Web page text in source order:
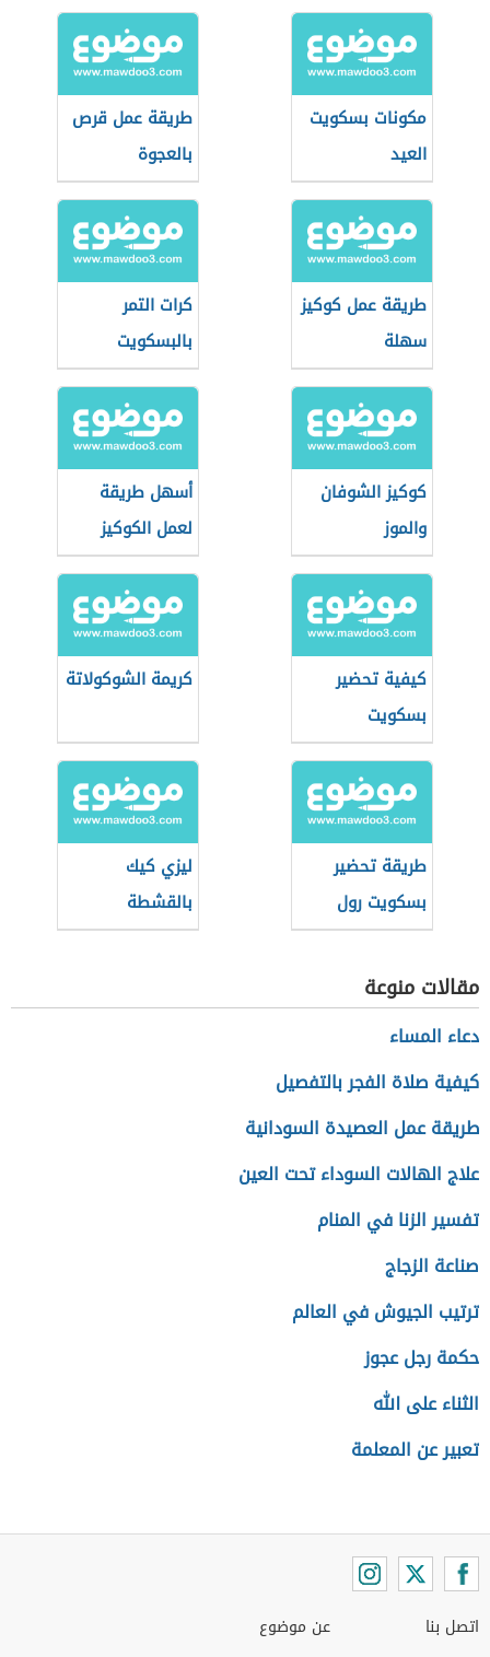
مكونات بسكويت
العيد
طريقة عمل قرص
بالعجوة
طريقة عمل كوكيز
سهلة
كرات التمر
بالبسكويت
كوكيز الشوفان
والموز
أسهل طريقة
لعمل الكوكيز
كيفية تحضير
بسكويت
بالشوكولاتة
كريمة الشوكولاتة
طريقة تحضير
بسكويت رول
ليزي كيك
بالقشطة
مقالات منوعة
دعاء المساء
كيفية صلاة الفجر بالتفصيل
طريقة عمل العصيدة السودانية
علاج الهالات السوداء تحت العين
تفسير الزنا في المنام
صناعة الزجاج
ترتيب الجيوش في العالم
حكمة رجل عجوز
الثناء على الله
تعبير عن المعلمة
اتصل بنا عن موضوع